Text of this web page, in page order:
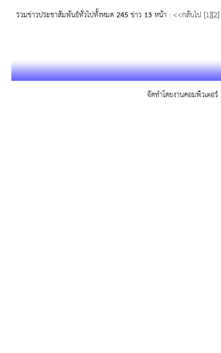
รวมข่าวประชาสัมพันธ์ทั่วไปทั้งหมด245ข่าว 13หน้า : <<กลับไป [1][2
จัดทำโดยงานคอมพิวเตอ